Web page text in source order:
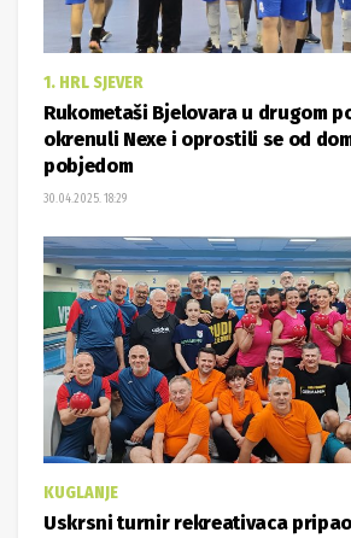
1. HRL SJEVER
Rukometaši Bjelovara u drugom
okrenuli Nexe i oprostili se od
pobjedom
30.04.2025. 18:29
KUGLANJE
Uskrsni turnir rekreativaca